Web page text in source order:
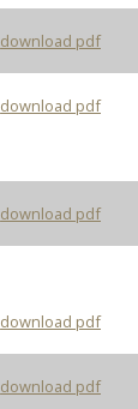
download pdf
download pdf
download pdf
download pdf
download pdf